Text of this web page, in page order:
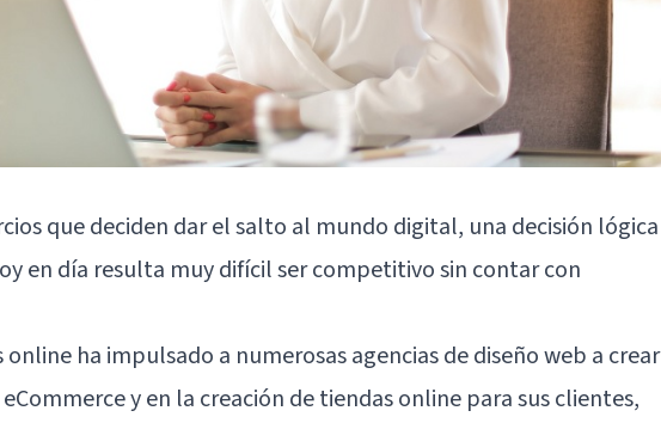
que deciden dar el salto al mundo digital, una decisión lógica
en día resulta muy difícil ser competitivo sin contar con
ha impulsado a numerosas agencias de diseño web a crear
y en la creación de tiendas online para sus clientes,